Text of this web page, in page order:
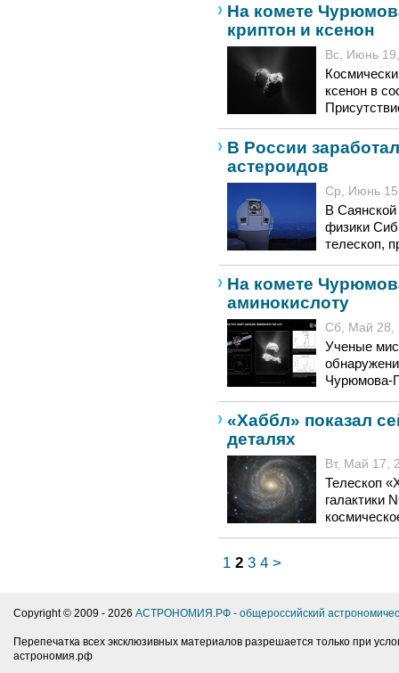
На комете
криптон и ксенон
Вс, Июнь
ксенон в
В России
астероидов
Ср, Июнь
В Саянской
физики
телескоп,
На комете
аминокислоту
Сб, Май 28,
Ученые
Чурюмова-
«Хаббл» показал
деталях
Вт, Май 17,
Телескоп
галактики
1 2 3 4 >
Copyright © 2009 - 2026 АСТРОНОМИЯ.РФ - общероссийский
Перепечатка всех эксклюзивных материалов разрешается только при
астрономия.рф